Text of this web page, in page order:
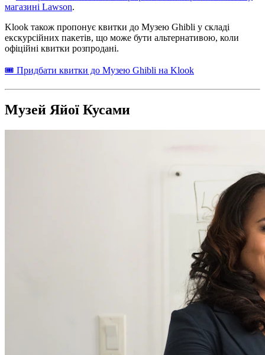
магазині Lawson.
Klook також пропонує квитки до Музею Ghibli у складі
екскурсійних пакетів, що може бути альтернативою, коли
офіційні квитки розпродані.
🎟 Придбати квитки до Музею Ghibli на Klook
Музей Яйої Кусами